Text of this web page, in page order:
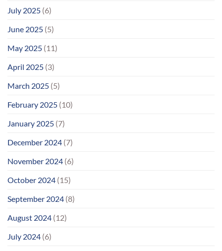
July 2025 (6)
June 2025 (5)
May 2025 (11)
April 2025 (3)
March 2025 (5)
February 2025 (10)
January 2025 (7)
December 2024 (7)
November 2024 (6)
October 2024 (15)
September 2024 (8)
August 2024 (12)
July 2024 (6)